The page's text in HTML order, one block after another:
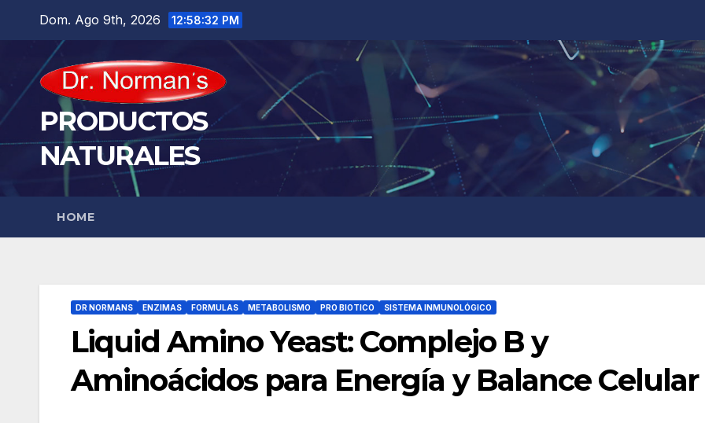
contenido
Dom. Ago 9th, 2026 12:58:33 PM
PRODUCTOS
NATURALES
HOME
DR NORMANS ENZIMAS FORMULAS METABOLISMO PRO BIOTICO SISTEMA INMUNOLÓGICO
Liquid Amino Yeast: Complejo B y
Aminoácidos para Energía y Balance Celular